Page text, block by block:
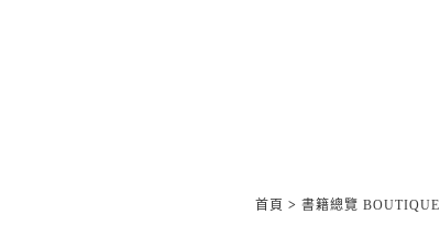
首頁 > 書籍總覽 BOUTIQUE